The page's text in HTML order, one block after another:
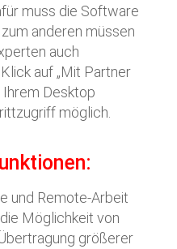
muss die Software
anderen müssen
auch
auf „Mit Partner
Ihrem Desktop
möglich.
und Remote-Arbeit
Möglichkeit von
größerer